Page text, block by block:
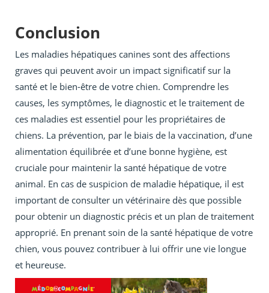
Conclusion
Les maladies hépatiques canines sont des affections
graves qui peuvent avoir un impact significatif sur la
santé et le bien-être de votre chien. Comprendre les
causes, les symptômes, le diagnostic et le traitement de
ces maladies est essentiel pour les propriétaires de
chiens. La prévention, par le biais de la vaccination, d’une
alimentation équilibrée et d’une bonne hygiène, est
cruciale pour maintenir la santé hépatique de votre
animal. En cas de suspicion de maladie hépatique, il est
important de consulter un vétérinaire dès que possible
pour obtenir un diagnostic précis et un plan de traitement
approprié. En prenant soin de la santé hépatique de votre
chien, vous pouvez contribuer à lui offrir une vie longue
et heureuse.